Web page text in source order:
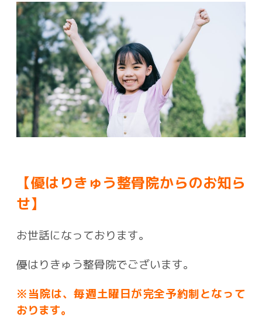
【優はりきゅう整骨院からのお知ら
せ】
お世話になっております。
優はりきゅう整骨院でございます。
※当院は、毎週土曜日が完全予約制となって
おります。